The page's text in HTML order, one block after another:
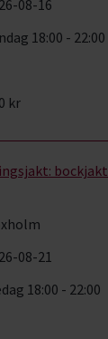
08-16
18:00 - 22:00
kr
bockjakt
08-21
18:00 - 22:00